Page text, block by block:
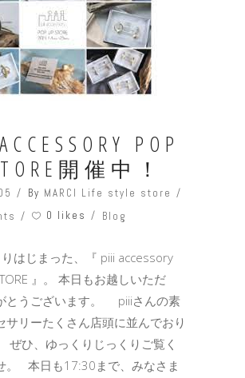
POP
開催中！
By MARCI Life style store
0 likes Blog
はじまった、『 piii accessory
』。 本日もお越しいただ
とうございます。 piiiさんの素
サリーたくさん店頭に並んでおり
ぜひ、ゆっくりじっくりご覧く
。 本日も17:30まで、みなさま